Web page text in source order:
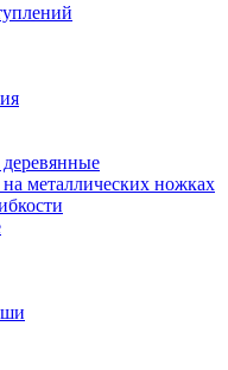
металлических ножках